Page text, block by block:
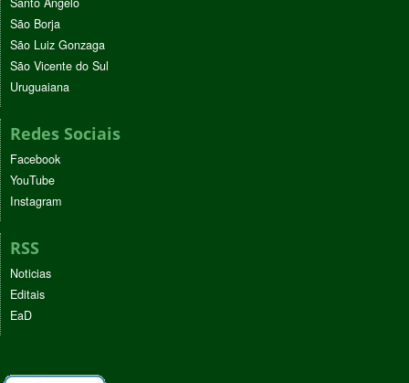
São Borja
São Luiz Gonzaga
São Vicente do Sul
Uruguaiana
Redes Sociais
Facebook
YouTube
Instagram
RSS
Noticias
Editais
EaD